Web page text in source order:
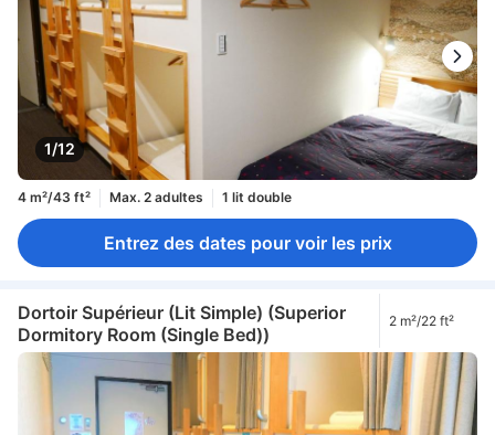
1/12
4 m²/43 ft² Max. 2 adultes 1 lit double
Entrez des dates pour voir les prix
Dortoir Supérieur (Lit Simple) (Superior
Dormitory Room (Single Bed))
2 m²/22 ft²